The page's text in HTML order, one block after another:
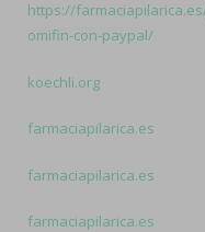
https://
omifin-con-paypal/
koechli.org
farmaciapilarica.es
farmaciapilarica.es
farmaciapilarica.es